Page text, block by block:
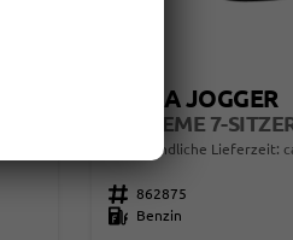
DACIA JOGGER
unverbindliche Lieferzeit:
Fahrzeugnr. 862875
Kraftstoff
Benzin